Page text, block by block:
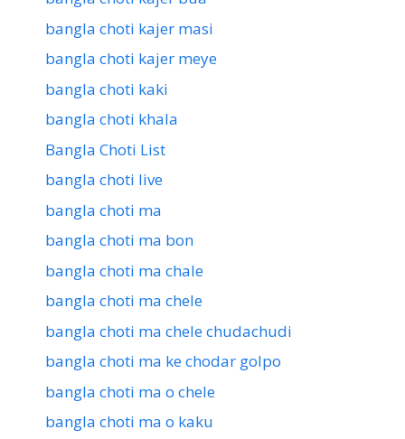
bangla choti kajer masi
bangla choti kajer meye
bangla choti kaki
bangla choti khala
Bangla Choti List
bangla choti live
bangla choti ma
bangla choti ma bon
bangla choti ma chale
bangla choti ma chele
bangla choti ma chele chudachudi
bangla choti ma ke chodar golpo
bangla choti ma o chele
bangla choti ma o kaku